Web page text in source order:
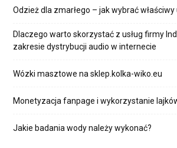
Odzież dla zmarłego – jak wybrać
Dlaczego warto skorzystać z usług firmy
zakresie dystrybucji audio w internecie
Wózki masztowe na sklep.kolka-wiko.eu
Monetyzacja fanpage i wykorzystanie
Jakie badania wody należy wykonać?